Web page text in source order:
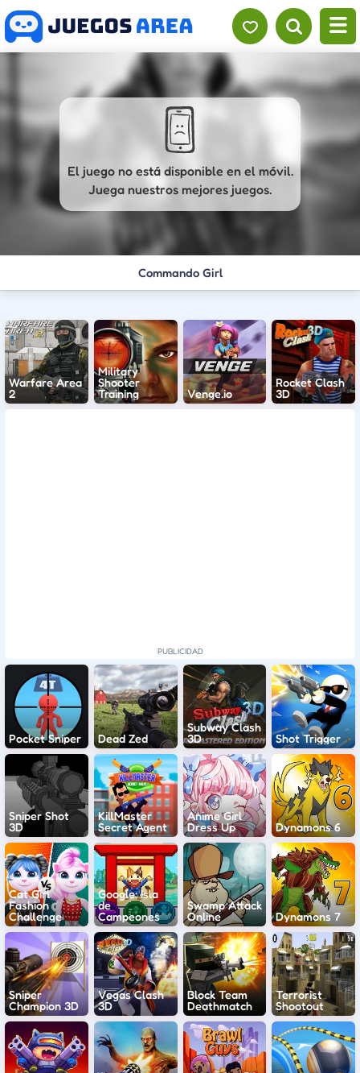
El juego no está disponible en el móvil.
Juega nuestros mejores juegos.
Commando Girl
Warfare Area
2
Military
Shooter
Training
Venge.io
Rocket Clash
3D
Pocket Sniper Dead Zed
Subway Clash
3D
Shot Trigger
Sniper Shot
3D
KillMaster
Secret Agent
Anime Girl
Dress Up
Dynamons 6
Cat Girl
Fashion
Challenge
Google: Isla
de
Campeones
Swamp Attack
Online
Dynamons 7
Sniper
Champion 3D
Vegas Clash
3D
Block Team
Deathmatch
Terrorist
Shootout